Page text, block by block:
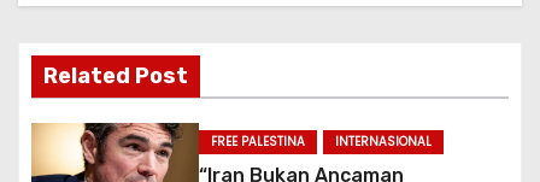
i
p
Related Post
FREE PALESTINA INTERNASIONAL
“Iran Bukan Ancaman